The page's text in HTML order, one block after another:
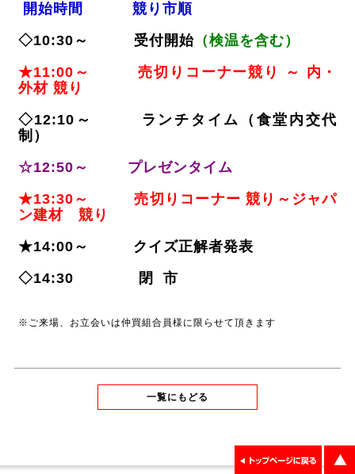
開始時間 競り市順
◇10:30～ 受付開始（検温を含む）
★11:00～ 売切りコーナー競り ～ 内・
外材 競り
◇12:10～ ランチタイム（食堂内交代
制）
☆12:50～ プレゼンタイム
★13:30～ 売切りコーナー 競り～ジャパ
ン建材 競り
★14:00～ クイズ正解者発表
◇14:30 閉 市
※ご来場、お立会いは仲買組合員様に限らせて頂きます
一覧にもどる